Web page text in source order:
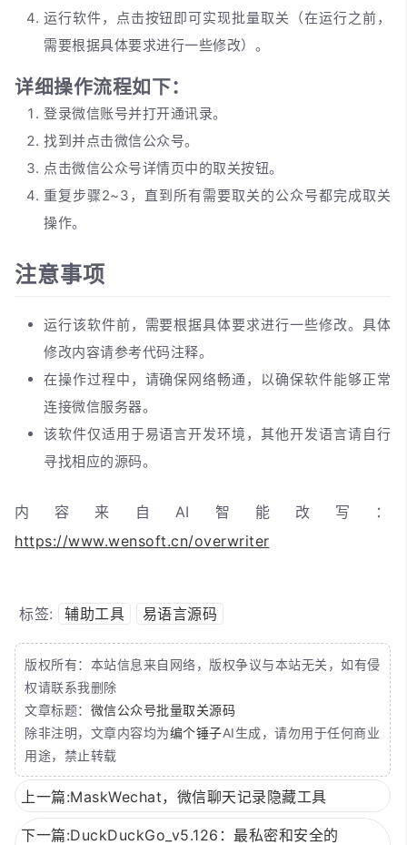
运行软件，点击按钮即可实现批量取关（在运行之前，
需要根据具体要求进行一些修改）。
详细操作流程如下：
登录微信账号并打开通讯录。
找到并点击微信公众号。
点击微信公众号详情页中的取关按钮。
重复步骤2~3，直到所有需要取关的公众号都完成取关
操作。
注意事项
运行该软件前，需要根据具体要求进行一些修改。具体
修改内容请参考代码注释。
在操作过程中，请确保网络畅通，以确保软件能够正常
连接微信服务器。
该软件仅适用于易语言开发环境，其他开发语言请自行
寻找相应的源码。
内容来自AI智能改写：
https://www.wensoft.cn/overwriter
标签: 辅助工具 易语言源码
版权所有：本站信息来自网络，版权争议与本站无关，如有侵
权请联系我删除
文章标题： 微信公众号批量取关源码
除非注明，文章内容均为编个锤子AI生成，请勿用于任何商业
用途，禁止转载
上一篇:MaskWechat，微信聊天记录隐藏工具
下一篇:DuckDuckGo_v5.126：最私密和安全的